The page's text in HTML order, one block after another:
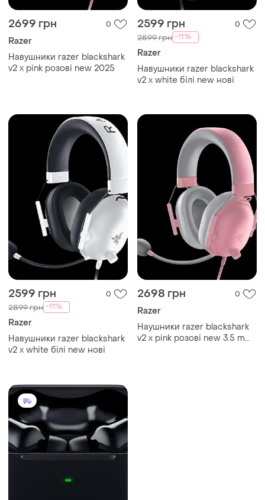
2699 грн 0
Razer
Навушники razer blackshark
v2 x pink розові new 2025
2599 грн 0
2899 грн -11%
Razer
Навушники razer blackshark
v2 x white білі new нові
2599 грн 0
2899 грн -11%
Razer
Навушники razer blackshark
v2 x white білі new нові
2698 грн 0
Razer
Наушники razer blackshark
v2 x pink розові new 3.5 mm